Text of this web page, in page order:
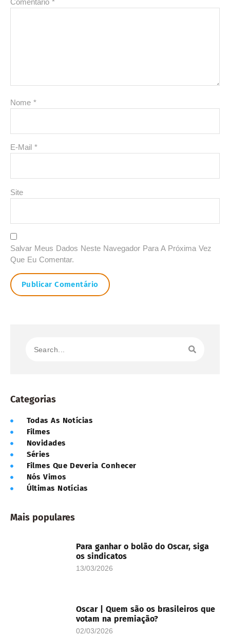
Nome *
E-Mail *
Site
Salvar Meus Dados Neste Navegador Para A Próxima Vez
Que Eu Comentar.
Categorias
Todas As Notícias
Filmes
Novidades
Séries
Filmes Que Deveria Conhecer
Nós Vimos
Últimas Notícias
Mais populares
Para ganhar o bolão do Oscar, siga
os sindicatos
13/03/2026
Oscar | Quem são os brasileiros que
votam na premiação?
02/03/2026